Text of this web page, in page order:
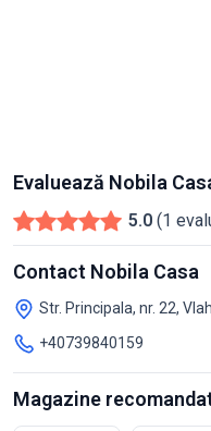
Evaluează Nobila
5.0 (1
Contact Nobila Casa
Str. Principala, nr. 22,
+40739840159
Magazine